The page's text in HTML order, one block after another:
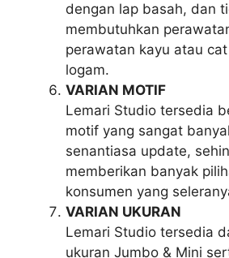
dengan lap basah, dan
membutuhkan
perawatan kayu atau
logam.
VARIAN MOTIF
Lemari Studio tersedia
motif yang sangat
senantiasa update,
memberikan banyak
konsumen yang
VARIAN UKURAN
Lemari Studio tersedia
ukuran Jumbo & Mini